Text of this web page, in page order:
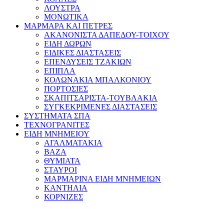
ΛΟΥΣΤΡΑ
ΜΟΝΩΤΙΚΑ
ΜΑΡΜΑΡΑ ΚΑΙ ΠΕΤΡΕΣ
ΑΚΑΝΟΝΙΣΤΑ ΔΑΠΕΔΟΥ-ΤΟΙΧΟΥ
ΕΙΔΗ ΔΩΡΩΝ
ΕΙΔΙΚΕΣ ΔΙΑΣΤΑΣΕΙΣ
ΕΠΕΝΔΥΣΕΙΣ ΤΖΑΚΙΩΝ
ΕΠΙΠΛΑ
ΚΟΛΩΝΑΚΙΑ ΜΠΑΛΚΟΝΙΟΥ
ΠΟΡΤΟΣΙΕΣ
ΣΚΑΠΙΤΣΑΡΙΣΤΑ-ΤΟΥΒΛΑΚΙΑ
ΣΥΓΚΕΚΡΙΜΕΝΕΣ ΔΙΑΣΤΑΣΕΙΣ
ΣΥΣΤΗΜΑΤΑ ΣΠΑ
ΤΕΧΝΟΓΡΑΝΙΤΕΣ
ΕΙΔΗ ΜΝΗΜΕΙΟΥ
ΑΓΑΛΜΑΤΑΚΙΑ
ΒΑΖΑ
ΘΥΜΙΑΤΑ
ΣΤΑΥΡΟΙ
ΜΑΡΜΑΡΙΝΑ ΕΙΔΗ ΜΝΗΜΕΙΩΝ
ΚΑΝΤΗΛΙΑ
ΚΟΡΝΙΖΕΣ